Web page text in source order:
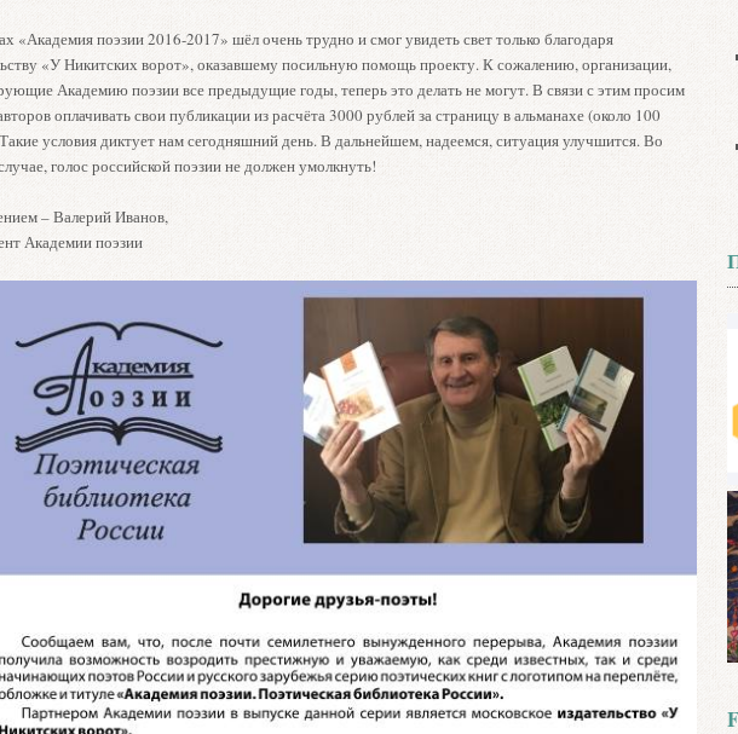
«Академия поэзии 2016-2017» шёл очень трудно и смог увидеть свет только благодаря
«У Никитских ворот», оказавшему посильную помощь проекту. К сожалению, организации,
Академию поэзии все предыдущие годы, теперь это делать не могут. В связи с этим просим
оплачивать свои публикации из расчёта 3000 рублей за страницу в альманахе (около 100
условия диктует нам сегодняшний день. В дальнейшем, надеемся, ситуация улучшится. Во
голос российской поэзии не должен умолкнуть!
– Валерий Иванов,
Академии поэзии